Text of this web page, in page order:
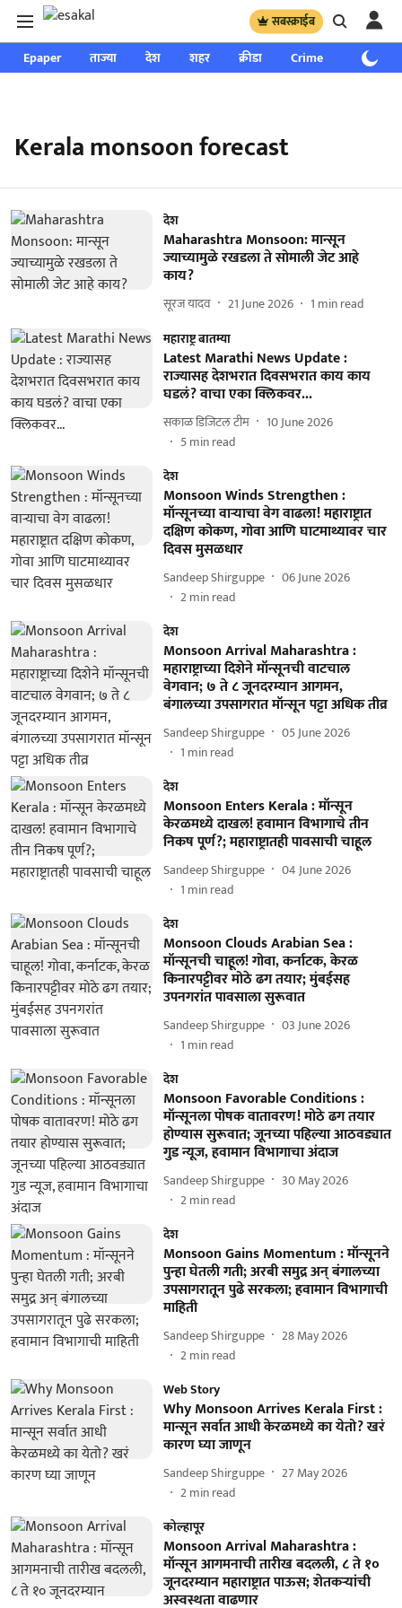
सबस्क्राईब
Epaper ताज्या देश शहर क्रीडा Crime साप्ताहिक
Kerala monsoon forecast
देश
Maharashtra Monsoon: मान्सून
ज्याच्यामुळे रखडला ते सोमाली जेट आहे
काय?
सूरज यादव 21 June 2026 1 min read
महाराष्ट्र बातम्या
Latest Marathi News Update :
राज्यासह देशभरात दिवसभरात काय काय
घडलं? वाचा एका क्लिकवर...
सकाळ डिजिटल टीम
10 June 2026
5min read
देश
Monsoon Winds Strengthen :
मॉन्सूनच्या वाऱ्याचा वेग वाढला! महाराष्ट्रात
दक्षिण कोकण, गोवा आणि घाटमाथ्यावर चार
दिवस मुसळधार
Sandeep Shirguppe
06 June 2026
2min read
देश
Monsoon Arrival Maharashtra :
महाराष्ट्राच्या दिशेने मॉन्सूनची वाटचाल
वेगवान; ७ ते ८ जूनदरम्यान आगमन,
बंगालच्या उपसागरात मॉन्सून पट्टा अधिक तीव्र
Sandeep Shirguppe
05 June 2026
1 min read
देश
Monsoon Enters Kerala : मॉन्सून
केरळमध्ये दाखल! हवामान विभागाचे तीन
निकष पूर्ण?; महाराष्ट्रातही पावसाची चाहूल
Sandeep Shirguppe
04 June 2026
1 min read
देश
Monsoon Clouds Arabian Sea :
मॉन्सूनची चाहूल! गोवा, कर्नाटक, केरळ
किनारपट्टीवर मोठे ढग तयार; मुंबईसह
उपनगरांत पावसाला सुरूवात
Sandeep Shirguppe
03 June 2026
1 min read
देश
Monsoon Favorable Conditions :
मॉन्सूनला पोषक वातावरण! मोठे ढग तयार
होण्यास सुरूवात; जूनच्या पहिल्या आठवड्यात
गुड न्यूज, हवामान विभागाचा अंदाज
Sandeep Shirguppe
30 May 2026
2min read
देश
Monsoon Gains Momentum : मॉन्सूनने
पुन्हा घेतली गती; अरबी समुद्र अन् बंगालच्या
उपसागरातून पुढे सरकला; हवामान विभागाची
माहिती
Sandeep Shirguppe
28 May 2026
2min read
Web Story
Why Monsoon Arrives Kerala First :
मान्सून सर्वात आधी केरळमध्ये का येतो? खरं
कारण घ्या जाणून
Sandeep Shirguppe
27 May 2026
2min read
कोल्हापूर
Monsoon Arrival Maharashtra :
मॉन्सून आगमनाची तारीख बदलली, ८ ते १०
जूनदरम्यान महाराष्ट्रात पाऊस; शेतकऱ्यांची
अस्वस्थता वाढणार